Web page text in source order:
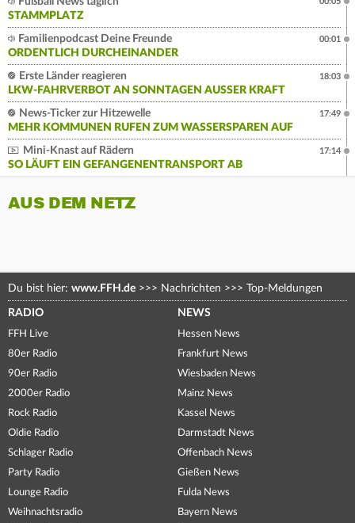
STAMMPLATZ
Familienpodcast Deine Freunde
ORDENTLICH DURCHEINANDER
00:01
Erste Länder reagieren
LKW-FAHRVERBOT AN SONNTAGEN AUSSER KRAFT
18:03
News-Ticker zur Hitzewelle
MEHR KOMMUNEN RUFEN ZUM WASSERSPAREN AUF
17:49
Mini-Knast auf Rädern
SO LÄUFT EIN GEFANGENENTRANSPORT AB
17:14
AUS DEM NETZ
Du bist hier: www.FFH.de >>> Nachrichten >>> Top-Meldungen
RADIO
FFH Live
80er Radio
90er Radio
2000er Radio
Rock Radio
Oldie Radio
Schlager Radio
Party Radio
Lounge Radio
Weihnachtsradio
NEWS
Hessen News
Frankfurt News
Wiesbaden News
Mainz News
Kassel News
Darmstadt News
Offenbach News
Gießen News
Fulda News
Bayern News